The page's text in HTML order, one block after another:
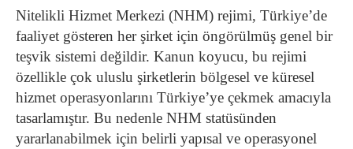
Nitelikli Hizmet Merkezi (NHM) rejimi, Türkiye’de
faaliyet gösteren her şirket için öngörülmüş genel bir
teşvik sistemi değildir. Kanun koyucu, bu rejimi
özellikle çok uluslu şirketlerin bölgesel ve küresel
hizmet operasyonlarını Türkiye’ye çekmek amacıyla
tasarlamıştır. Bu nedenle NHM statüsünden
yararlanabilmek için belirli yapısal ve operasyonel